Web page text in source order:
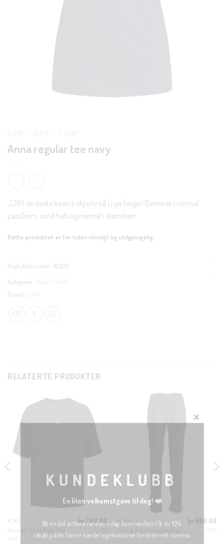
Anna regular tee navy
JJXX sin beste basic t-skjorte nå i nye farger! Denne er i normal
passform, rund hals og normal i størrelsen
Dette produktet er for tiden utsolgt og utilgjengelig.
Produktnummer: 103267
Kategorier: Klær T-shirt
Brand:
JJXX
RELATERTE PRODUKTER
KLÆR
Andrea loose logo tee
sort
kr 200.00 BUKSE
Carrie mary dressbukse
kr 600.00
CLOSE
KUNDEKLUBB
En liten velkomstgave til deg! ❤️
Bli en del av Nora-familien i dag. Som medlem får du 10%
rabatt på din første handel og eksklusive fordeler rett i lomma.